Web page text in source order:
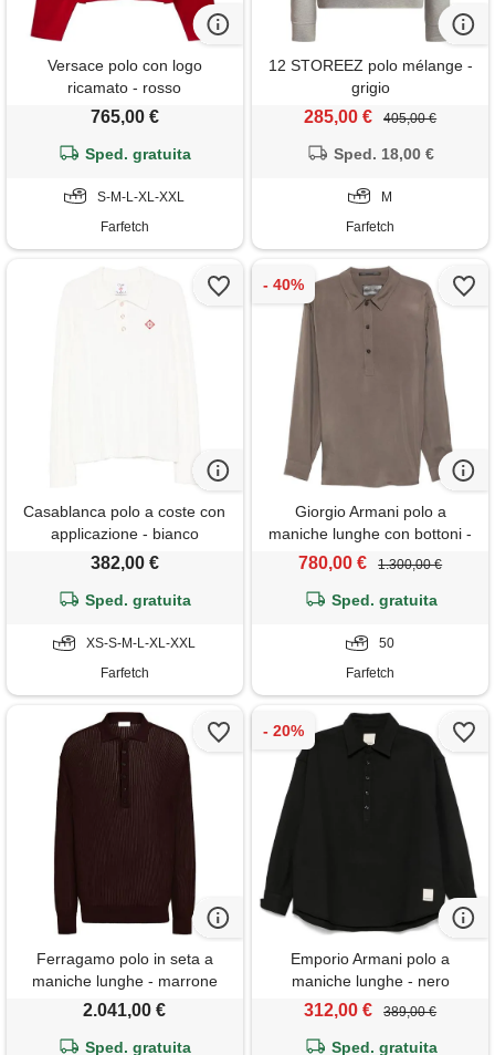
Versace polo con logo
ricamato - rosso
765,00 €
Sped. gratuita
S-M-L-XL-XXL
Farfetch
12 STOREEZ polo mélange -
grigio
285,00 € 405,00 €
Sped. 18,00 €
M
Farfetch
Casablanca polo a coste con
applicazione - bianco
382,00 €
Sped. gratuita
XS-S-M-L-XL-XXL
Farfetch
Giorgio Armani polo a
maniche lunghe con bottoni -
marrone
780,00 € 1.300,00 €
Sped. gratuita
50
Farfetch
Ferragamo polo in seta a
maniche lunghe - marrone
2.041,00 €
Sped. gratuita
Emporio Armani polo a
maniche lunghe - nero
312,00 € 389,00 €
Sped. gratuita